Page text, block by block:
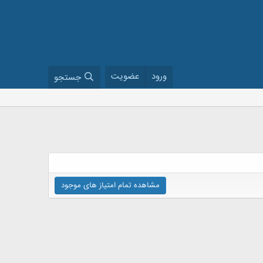
ورود عضویت جستجو
مشاهده تمام امتیاز های موجود